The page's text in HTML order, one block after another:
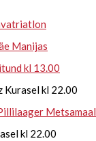
Manijas
kl 13.00
Kurasel kl 22.00
Metsamaal
kl 22.00